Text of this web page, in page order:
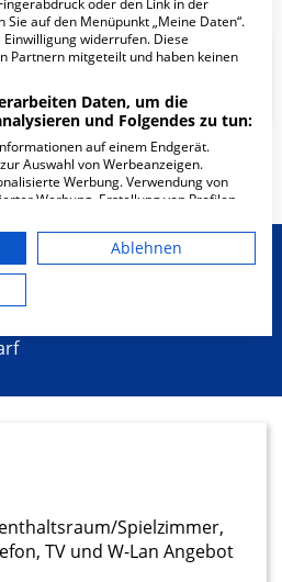
und
Spielzimmer,
TV und W-Lan Angebot
oder den Link in der
Sie auf den Menüpunkt „Meine Daten“.
widerrufen. Diese
Partnern mitgeteilt und haben keinen
Daten, um die
und Folgendes zu tun:
auf einem Endgerät.
Auswahl von Werbeanzeigen.
Werbung. Verwendung von
Werbung. Erstellung von Profilen
der Werbeleistung. Messung der
von Zielgruppen durch Statistiken
verschiedenen Quellen. Entwicklung
Verwendung reduzierter Daten zur
gelten ausschließlich für diese
Endgerät
Daten zur Auswahl
Ablehnen